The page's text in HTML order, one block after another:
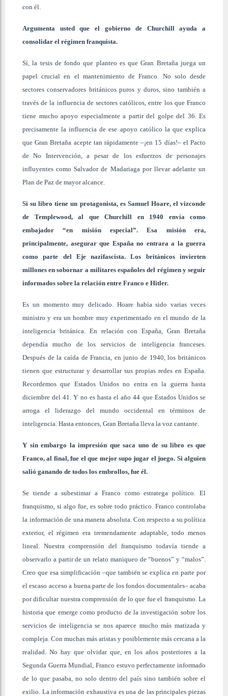
con él.
Argumenta usted que el gobierno de Churchill ayuda a
consolidar el régimen franquista.
Sí, la tesis de fondo que planteo es que Gran Bretaña juega un
papel crucial en el mantenimiento de Franco. No solo desde
sectores conservadores británicos puros y duros, sino también a
través de la influencia de sectores católicos, entre los que Franco
tiene mucho apoyo especialmente a partir del golpe del 36. Es
precisamente la influencia de ese apoyo católico la que explica
que Gran Bretaña acepte tan rápidamente –¡en 15 días!– el Pacto
de No Intervención, a pesar de los esfuerzos de personajes
influyentes como Salvador de Madariaga por llevar adelante un
Plan de Paz de mayor alcance.
Si su libro tiene un protagonista, es Samuel Hoare, el vizconde
de Templewood, al que Churchill en 1940 envía como
embajador “en misión especial”. Esa misión era,
principalmente, asegurar que España no entrara a la guerra
como parte del Eje nazifascista. Los británicos invierten
millones en sobornar a militares españoles del régimen y seguir
informados sobre la relación entre Franco e Hitler.
Es un momento muy delicado. Hoare había sido varias veces
ministro y era un hombre muy experimentado en el mundo de la
inteligencia británica. En relación con España, Gran Bretaña
dependía mucho de los servicios de inteligencia franceses.
Después de la caída de Francia, en junio de 1940, los británicos
tienen que estructurar y desarrollar sus propias redes en España.
Recordemos que Estados Unidos no entra en la guerra hasta
diciembre del 41. Y no es hasta el año 44 que Estados Unidos se
arroga el liderazgo del mundo occidental en términos de
inteligencia. Hasta entonces, Gran Bretaña lleva la voz cantante.
Y sin embargo la impresión que saca uno de su libro es que
Franco, al final, fue el que mejor supo jugar el juego. Si alguien
salió ganando de todos los embrollos, fue él.
Se tiende a subestimar a Franco como estratega político. El
franquismo, si algo fue, es sobre todo práctico. Franco controlaba
la información de una manera absoluta. Con respecto a su política
exterior, el régimen era tremendamente adaptable, todo menos
lineal. Nuestra comprensión del franquismo todavía tiende a
observarlo a partir de un relato maniqueo de “buenos” y “malos”.
Creo que esa simplificación –que también se explica en parte por
el escaso acceso a buena parte de los fondos documentales– acaba
por dificultar nuestra comprensión de lo que fue el franquismo. La
historia que emerge como producto de la investigación sobre los
servicios de inteligencia se nos aparece mucho más matizada y
compleja. Con muchas más aristas y posiblemente más cercana a la
realidad. No hay que olvidar que, en los años posteriores a la
Segunda Guerra Mundial, Franco estuvo perfectamente informado
de lo que pasaba, no solo dentro del país sino también sobre el
exilio. La información exhaustiva es una de las principales piezas